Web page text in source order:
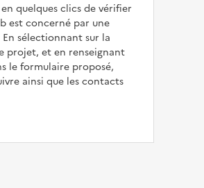
quelques clics de vérifier
est concerné par une
sélectionnant sur la
projet, et en renseignant
le formulaire proposé,
ainsi que les contacts